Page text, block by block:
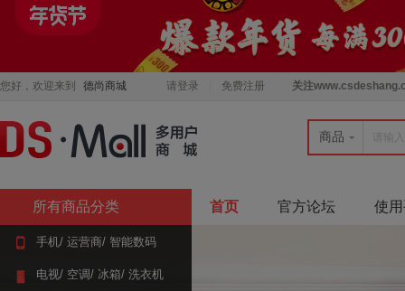
您好，欢迎来到 德尚商城 请登录 免费注册 关注
商品
所有商品分类
手机/ 运营商/ 智能数码
电视/ 空调/ 冰箱/ 洗衣机
首页 官方论坛 使